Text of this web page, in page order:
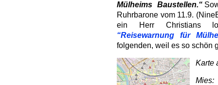
Mülheims Baustellen.“
Ruhrbarone vom 11.9.
ein Herr Christians
“Reisewarnung für
folgenden, weil es so schön
Karte
Mies: